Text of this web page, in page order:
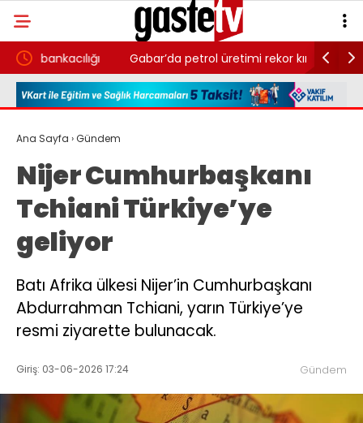
Gabar’da petrol üretimi rekor kırdı: Günlük
üretim 83 bin 300 varile ulaştı
Ana Sayfa ›Gündem
Nijer Cumhurbaşkanı
Tchiani Türkiye’ye
geliyor
Batı Afrika ülkesi Nijer’in Cumhurbaşkanı
Abdurrahman Tchiani, yarın Türkiye’ye
resmi ziyarette bulunacak.
Giriş: 03-06-2026 17:24 Gündem